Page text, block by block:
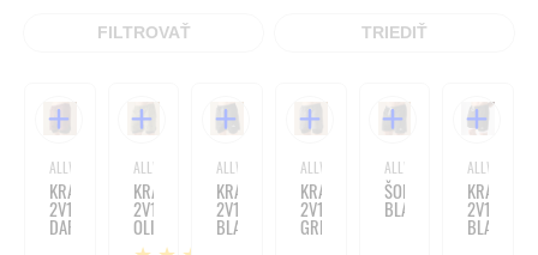
FILTROVAŤ TRIEDIŤ
ALLWEAR
KRAŤASY
2V1
DARK
ALLWEAR
KRAŤASY
2V1
OLIVE
ALLWEAR
KRAŤASY
2V1
BLACK
ALLWEAR
KRAŤASY
2V1
GREY
ALLWEAR
ŠORTKY
BLACK
ALLWEAR
KRAŤASY
2V1
BLACK-